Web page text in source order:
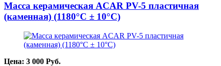
Масса керамическая ACAR PV-5 пластичная
(каменная) (1180°С ± 10°С)
Цена: 3 000 Руб.